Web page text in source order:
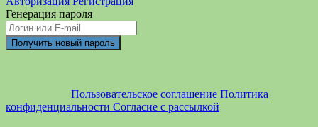
Генерация пароля
Пользовательское соглашение Политика
конфиденциальности Согласие с рассылкой